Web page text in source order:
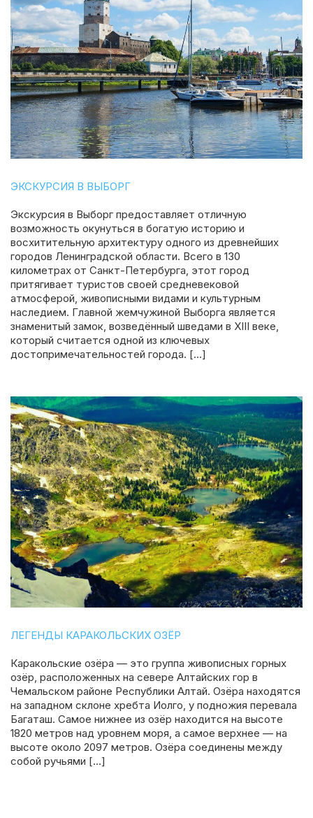
ЭКСКУРСИЯ В ВЫБОРГ
Экскурсия в Выборг предоставляет отличную
возможность окунуться в богатую историю и
восхитительную архитектуру одного из древнейших
городов Ленинградской области. Всего в 130
километрах от Санкт-Петербурга, этот город
притягивает туристов своей средневековой
атмосферой, живописными видами и культурным
наследием. Главной жемчужиной Выборга является
знаменитый замок, возведённый шведами в XIII веке,
который считается одной из ключевых
достопримечательностей города. […]
ЛЕГЕНДЫ КАРАКОЛЬСКИХ ОЗЁР
Каракольские озёра — это группа живописных горных
озёр, расположенных на севере Алтайских гор в
Чемальском районе Республики Алтай. Озёра находятся
на западном склоне хребта Иолго, у подножия перевала
Багаташ. Самое нижнее из озёр находится на высоте
1820 метров над уровнем моря, а самое верхнее — на
высоте около 2097 метров. Озёра соединены между
собой ручьями […]